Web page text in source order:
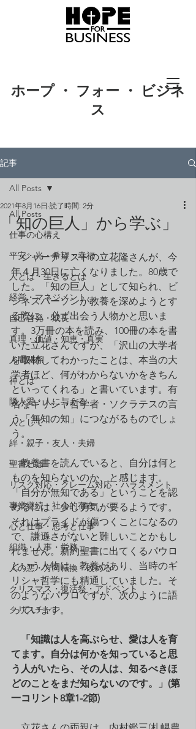
ホープ ・ フォー ・ ビジネ
ス
記事
All Posts
仕事の心構え
平安・光・希望・幸福
人とは・生きるとは
経営・マネジメント
自己啓発・成長
真理・価値・知恵・真実
人間関係
神とは
隣人愛・人に与える
人として
絆・親子・友人・夫婦
聖書とは
リスク対応・クレーム対応・ハラスメント
事業継続・社会的存在
心と仕事・思考と仕事
組織・人事・労務
人の悪・方向転換・改める
クリスマス・復活祭・アドベント
クリスチャン
All Posts
「知の巨人」から学ぶ」
2021年8月16日 読了時間: 2分
ジャーナリストの立花隆さんが、今
年４月30日に亡くなりました。80歳で
した。「知の巨人」として知られ、ビ
ジネスパーソンが教養を深めようとす
る際に、必ず出会う人物かと思いま
す。3万冊の本を読み、100冊の本を書
いた立花さんですが、「沢山の大学者
を取材してわかったことは、本当の大
学者ほど、何がわからないかをきちん
といってくれる」と書いています。有
名なギリシャ哲学者・ソクラテスの言
う「無知の知」につながるものでしょ
う。
教養書を読んでいると、自分は何と
ものを知らないのか、と感じます。
「自分が無知である」ということを認
めるには、少し勇気が要るようです。
それはプライドが傷つくことになるの
で、謙遜さがないと難しいことかもし
れません。新約聖書に出てくるパウロ
という人物は、教養があり、当時のギ
リシャ哲学にも精通していました。そ
のようなパウロですが、次のように語
っています。
「知識は人を高ぶらせ、愛は人を育
てます。自分は何かを知っていると思
う人がいたら、その人は、知るべきほ
どのことをまだ知らないのです。」(第
一コリント8章1-2節)